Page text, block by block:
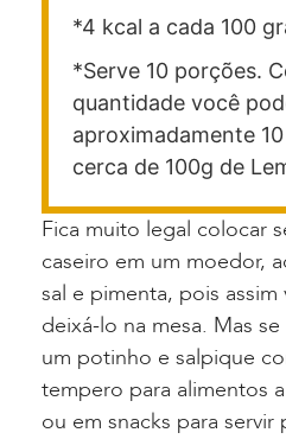
*4 kcal a cada 100
*Serve 10 porções.
quantidade você
aproximadamente
cerca de 100g de
Fica muito legal colocar
caseiro em um moedor,
sal e pimenta, pois
deixá-lo na mesa. Mas
um potinho e salpique
tempero para alimentos
ou em snacks para servir